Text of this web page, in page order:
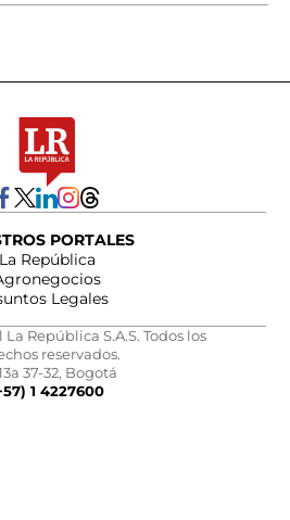
PORTALES
La República
Legales
República S.A.S. Todos los
reservados.
37-32, Bogotá
1 4227600